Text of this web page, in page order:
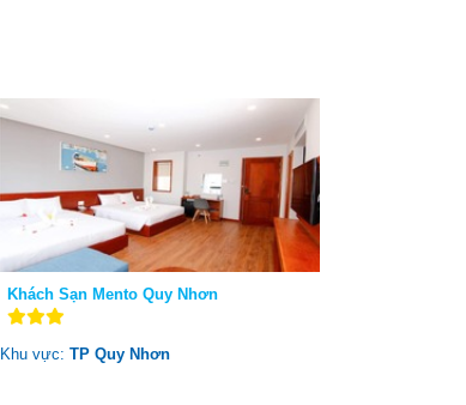
Khách Sạn Mento Quy Nhơn
Khu vực: TP Quy Nhơn